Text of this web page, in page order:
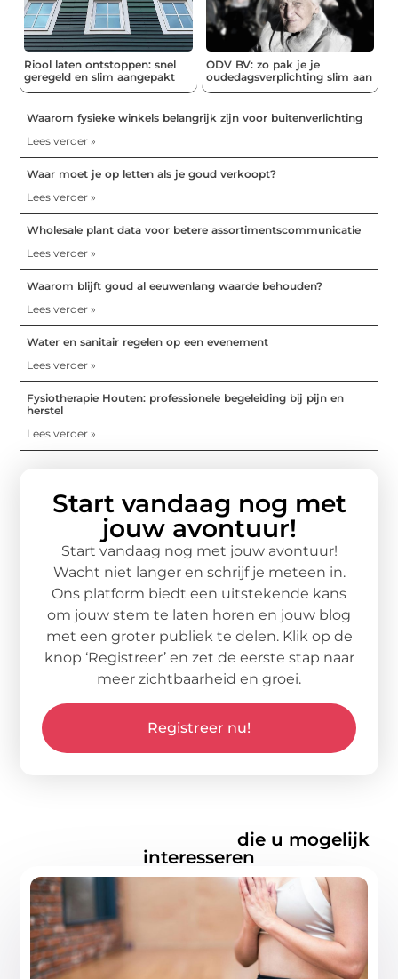
Riool laten ontstoppen: snel
geregeld en slim aangepakt
ODV BV: zo pak je je
oudedagsverplichting slim aan
Waarom fysieke winkels belangrijk zijn voor buitenverlichting
Lees verder »
Waar moet je op letten als je goud verkoopt?
Lees verder »
Wholesale plant data voor betere assortimentscommunicatie
Lees verder »
Waarom blijft goud al eeuwenlang waarde behouden?
Lees verder »
Water en sanitair regelen op een evenement
Lees verder »
Fysiotherapie Houten: professionele begeleiding bij pijn en
herstel
Lees verder »
Start vandaag nog met
jouw avontuur!
Start vandaag nog met jouw avontuur!
Wacht niet langer en schrijf je meteen in.
Ons platform biedt een uitstekende kans
om jouw stem te laten horen en jouw blog
met een groter publiek te delen. Klik op de
knop ‘Registreer’ en zet de eerste stap naar
meer zichtbaarheid en groei.
Registreer nu!
die u mogelijk
interesseren